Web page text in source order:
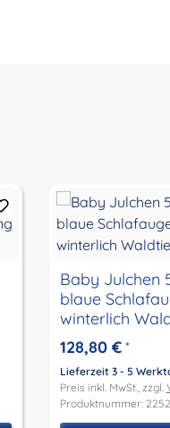
Baby Julchen
blaue
winterlich
128,80 €*
Lieferzeit 3 - 5
Preis inkl. MwSt., zzgl.
Produktnummer: